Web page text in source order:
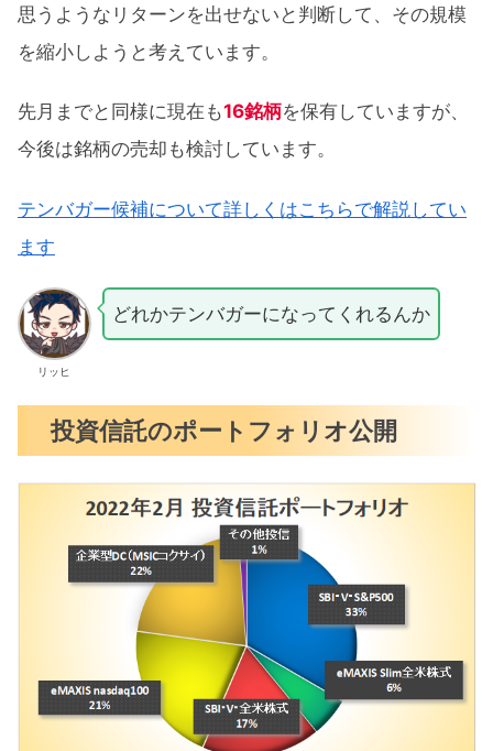
思うようなリターンを出せないと判断して、その規模
を縮小しようと考えています。
先月までと同様に現在も16銘柄を保有していますが、
今後は銘柄の売却も検討しています。
テンバガー候補について詳しくはこちらで解説してい
ます
リッヒ
どれかテンバガーになってくれるんか
投資信託のポートフォリオ公開